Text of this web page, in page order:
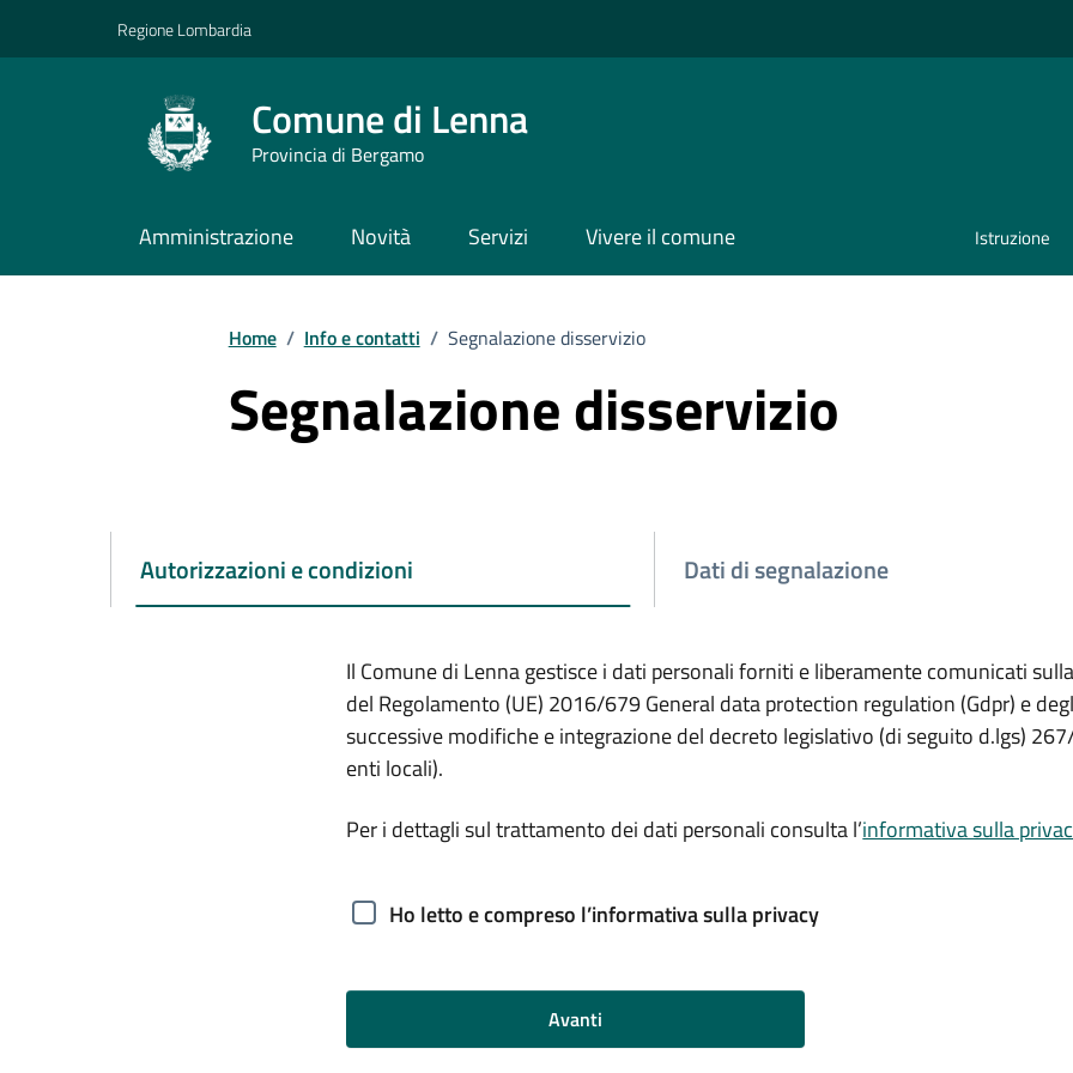
Regione Lombardia
Comune di Lenna
Provincia di Bergamo
Amministrazione Novità Servizi Vivere il comune Istruzione
Home / Info e contatti / Segnalazione disservizio
Segnalazione disservizio
Autorizzazioni e condizioni Dati di segnalazione
Il Comune di Lenna gestisce i dati personali forniti e liberamente comunicati
del Regolamento (UE) 2016/679 General data protection regulation (Gdpr) e
successive modifiche e integrazione del decreto legislativo (di seguito d.lgs)
enti locali).
Per i dettagli sul trattamento dei dati personali consulta l’informativa sulla
Ho letto e compreso l’informativa sulla privacy
Avanti